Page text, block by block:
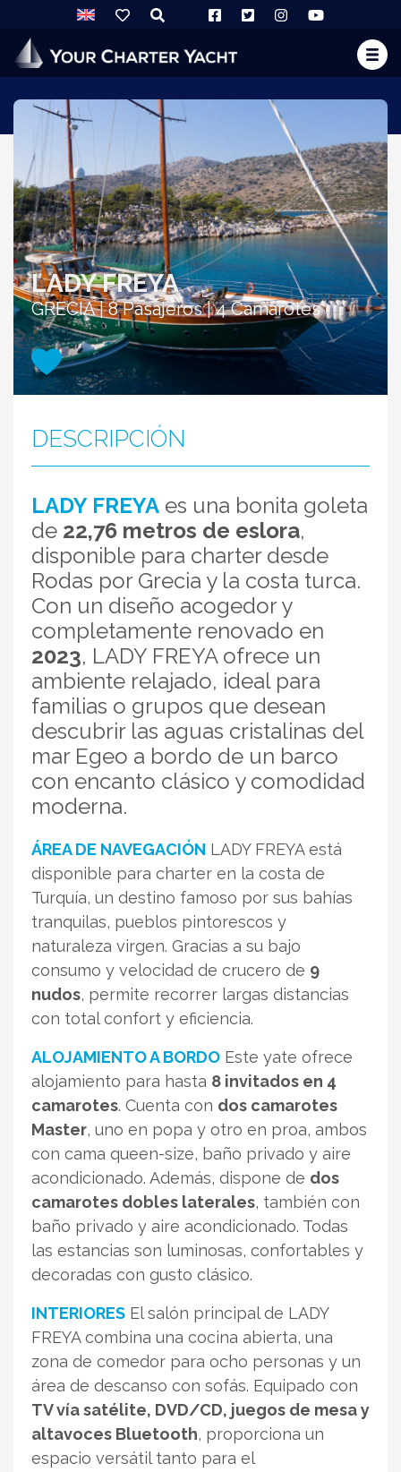
LADY FREYA
GRECIA | 8 Pasajeros | 4 Camarotes
DESCRIPCIÓN
LADY FREYA es una bonita goleta
de 22,76 metros de eslora,
disponible para charter desde
Rodas por Grecia y la costa turca.
Con un diseño acogedor y
completamente renovado en
2023, LADY FREYA ofrece un
ambiente relajado, ideal para
familias o grupos que desean
descubrir las aguas cristalinas del
mar Egeo a bordo de un barco
con encanto clásico y comodidad
moderna.
ÁREA DE NAVEGACIÓN LADY FREYA está
disponible para charter en la costa de
Turquía, un destino famoso por sus bahías
tranquilas, pueblos pintorescos y
naturaleza virgen. Gracias a su bajo
consumo y velocidad de crucero de 9
nudos, permite recorrer largas distancias
con total confort y eficiencia.
ALOJAMIENTO A BORDO Este yate ofrece
alojamiento para hasta 8 invitados en 4
camarotes. Cuenta con dos camarotes
Master, uno en popa y otro en proa, ambos
con cama queen-size, baño privado y aire
acondicionado. Además, dispone de dos
camarotes dobles laterales, también con
baño privado y aire acondicionado. Todas
las estancias son luminosas, confortables y
decoradas con gusto clásico.
INTERIORES El salón principal de LADY
FREYA combina una cocina abierta, una
zona de comedor para ocho personas y un
área de descanso con sofás. Equipado con
TV vía satélite, DVD/CD, juegos de mesa y
altavoces Bluetooth, proporciona un
espacio versátil tanto para el